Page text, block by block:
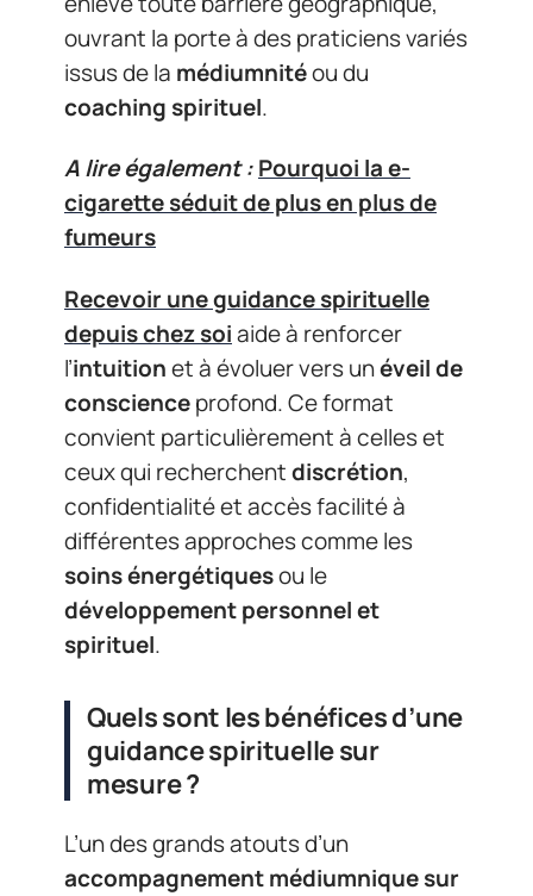
ouvrant la porte à des praticiens variés
issus de la médiumnitéou du
coaching spirituel.
A lire également :Pourquoi la e-
cigarette séduit de plus en plus de
fumeurs
Recevoir une guidance spirituelle
depuis chez soiaide à renforcer
l’intuitionet à évoluer vers unéveil de
conscienceprofond. Ce format
convient particulièrement à celles et
ceux qui recherchentdiscrétion,
confidentialité et accès facilité à
différentes approches comme les
soins énergétiquesou le
développement personnel et
spirituel.
Quels sont les bénéfices d’une
guidance spirituelle sur
mesure ?
L’un des grands atouts d’un
accompagnement médiumnique sur